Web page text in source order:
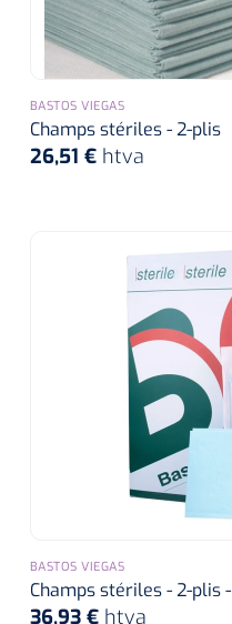
BASTOS VIEGAS
Champs stériles - 2-plis
26,51 € htva
BASTOS VIEGAS
Champs stériles - 2-plis
36,93 € htva